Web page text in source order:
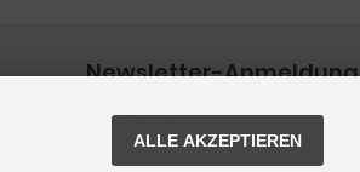
Newsletter-Anmeldung
E-Mail-Adresse:
ALLE AKZEPTIEREN